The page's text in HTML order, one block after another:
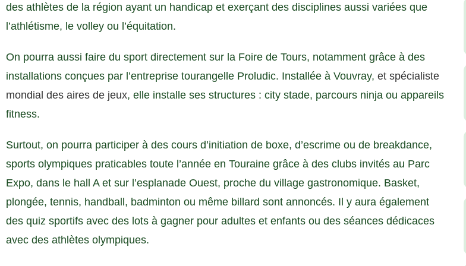
des athlètes de la région ayant un handicap et exerçant des disciplines aussi variées que
l’athlétisme, le volley ou l’équitation.
On pourra aussi faire du sport directement sur la Foire de Tours, notamment grâce à des
installations conçues par l’entreprise tourangelle Proludic. Installée à Vouvray, et spécialiste
mondial des aires de jeux, elle installe ses structures : city stade, parcours ninja ou appareils
fitness.
Surtout, on pourra participer à des cours d’initiation de boxe, d’escrime ou de breakdance,
sports olympiques praticables toute l’année en Touraine grâce à des clubs invités au Parc
Expo, dans le hall A et sur l’esplanade Ouest, proche du village gastronomique. Basket,
plongée, tennis, handball, badminton ou même billard sont annoncés. Il y aura également
des quiz sportifs avec des lots à gagner pour adultes et enfants ou des séances dédicaces
avec des athlètes olympiques.